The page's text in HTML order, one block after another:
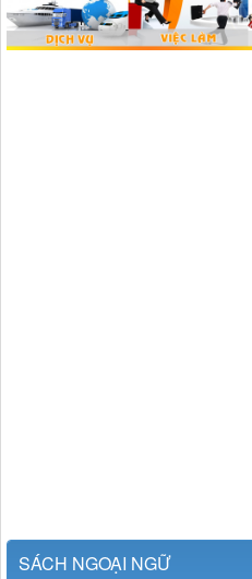
SÁCH NGOẠI NGỮ